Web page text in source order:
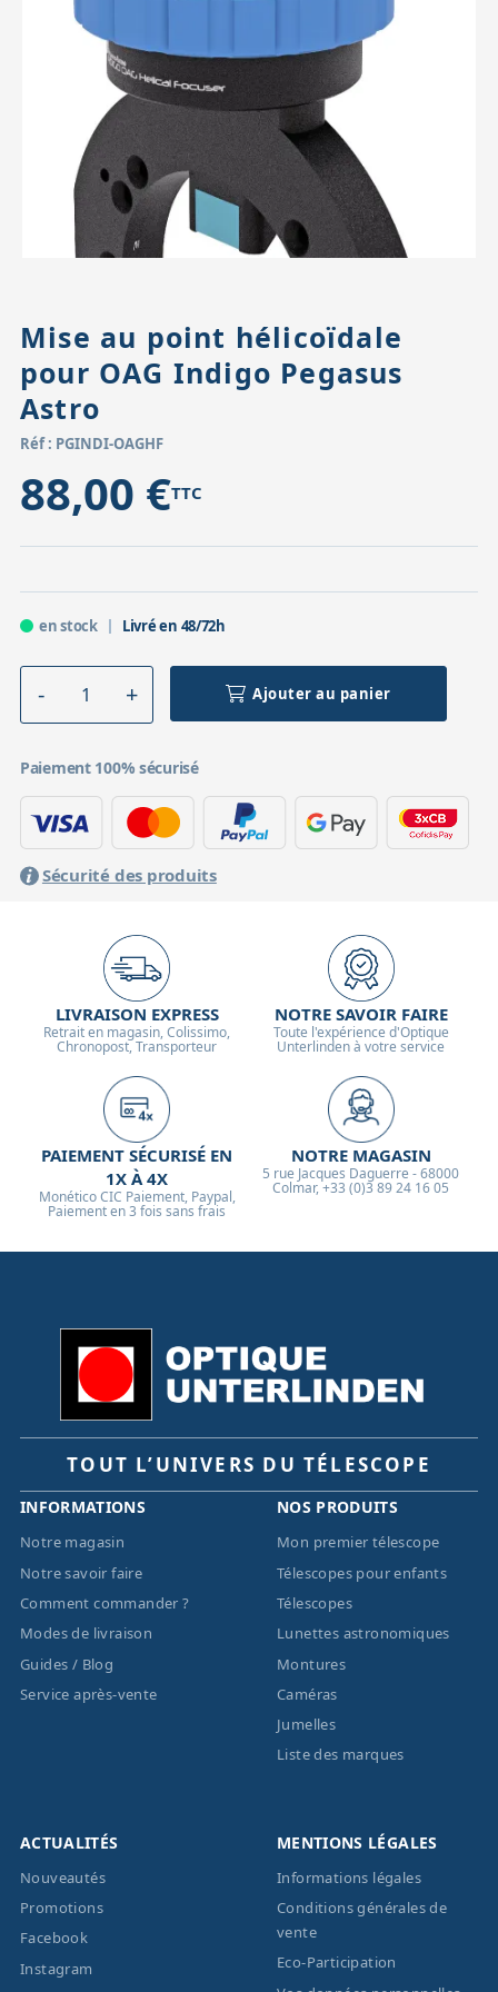
Accessoires pour montures
Pièces détachées
Mise au point hélicoïdale
pour OAG Indigo Pegasus
Astro
Réf : PGINDI-OAGHF
88,00 €TTC
en stock Livré en 48/72h
Ajouter au panier
Paiement 100% sécurisé
Sécurité des produits
LIVRAISON EXPRESS
Retrait en magasin, Colissimo,
Chronopost, Transporteur
NOTRE SAVOIR FAIRE
Toute l'expérience d'Optique
Unterlinden à votre service
PAIEMENT SÉCURISÉ EN
1X À 4X
Monético CIC Paiement, Paypal,
Paiement en 3 fois sans frais
NOTRE MAGASIN
5 rue Jacques Daguerre - 68000
Colmar, +33 (0)3 89 24 16 05
TOUT L’UNIVERS DU TÉLESCOPE
INFORMATIONS
Notre magasin
Notre savoir faire
Comment commander ?
Modes de livraison
Guides / Blog
Service après-vente
NOS PRODUITS
Mon premier télescope
Télescopes pour enfants
Télescopes
Lunettes astronomiques
Montures
Caméras
Jumelles
Liste des marques
ACTUALITÉS
Nouveautés
Promotions
Facebook
Instagram
MENTIONS LÉGALES
Informations légales
Conditions générales de
vente
Eco-Participation